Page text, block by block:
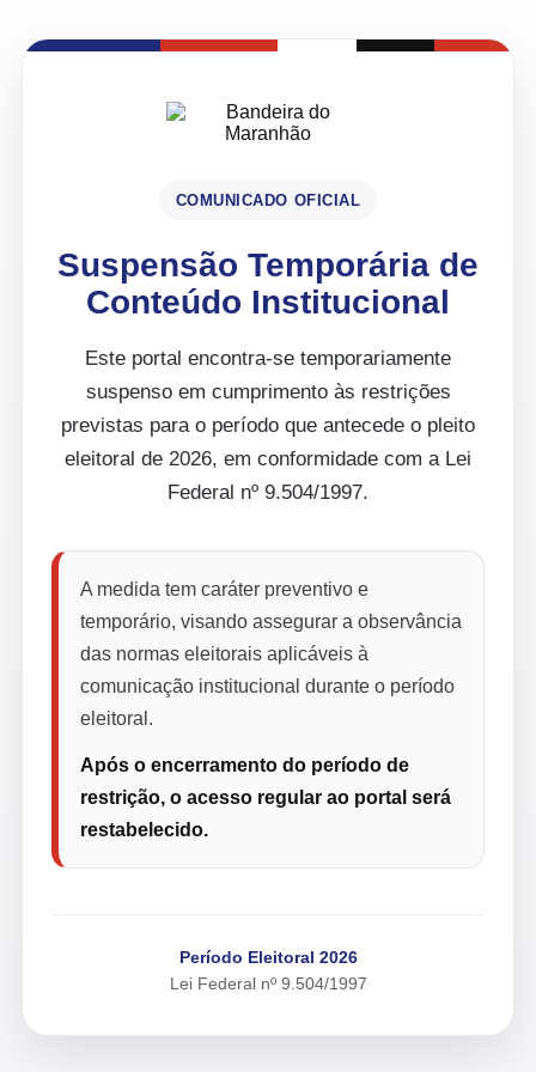
COMUNICADO OFICIAL
Suspensão Temporária de
Conteúdo Institucional
Este portal encontra-se temporariamente
suspenso em cumprimento às restrições
previstas para o período que antecede o pleito
eleitoral de 2026, em conformidade com a Lei
Federal nº 9.504/1997.
A medida tem caráter preventivo e
temporário, visando assegurar a observância
das normas eleitorais aplicáveis à
comunicação institucional durante o período
eleitoral.
Após o encerramento do período de
restrição, o acesso regular ao portal será
restabelecido.
Período Eleitoral 2026
Lei Federal nº 9.504/1997